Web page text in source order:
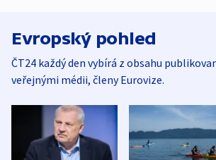
Evropský pohled
ČT24 každý den vybírá z obsahu
veřejnými médii, členy Eurovize.